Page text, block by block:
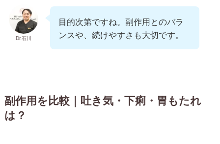
Dr.石川
目的次第ですね。副作用とのバラ
ンスや、続けやすさも大切です。
副作用を比較｜吐き気・下痢・胃もたれ
は？